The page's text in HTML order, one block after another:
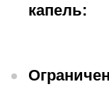
капель: